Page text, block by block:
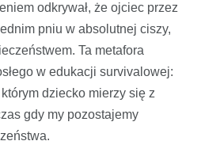
odkrywał, że ojciec przez
pniu w absolutnej ciszy,
Ta metafora
w edukacji survivalowej:
dziecko mierzy się z
gdy my pozostajemy